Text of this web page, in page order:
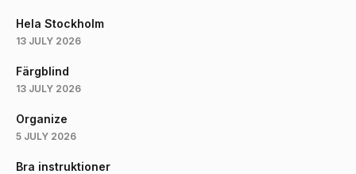
Hela Stockholm
13 JULY 2026
Färgblind
13 JULY 2026
Organize
5 JULY 2026
Bra instruktioner